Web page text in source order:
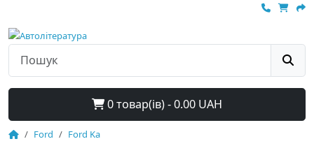
0 товар(ів) - 0.00 UAH
Ford Ford Ka